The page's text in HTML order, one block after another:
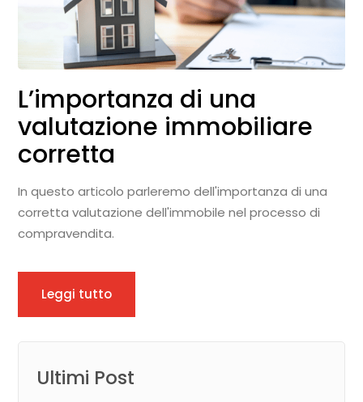
L’importanza di una
valutazione immobiliare
corretta
In questo articolo parleremo dell'importanza di una
corretta valutazione dell'immobile nel processo di
compravendita.
Leggi tutto
Ultimi Post